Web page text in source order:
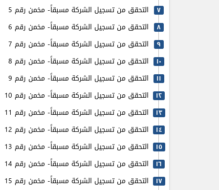
٧ التحقق من تسجيل الشركة مسبقاً- مخمن رقم 5
٨ التحقق من تسجيل الشركة مسبقاً- مخمن رقم 6
٩ التحقق من تسجيل الشركة مسبقاً- مخمن رقم 7
۱٠ التحقق من تسجيل الشركة مسبقاً- مخمن رقم 8
۱۱ التحقق من تسجيل الشركة مسبقاً- مخمن رقم 9
۱٢ التحقق من تسجيل الشركة مسبقاً- مخمن رقم 10
۱٣ التحقق من تسجيل الشركة مسبقاً- مخمن رقم 11
۱٤ التحقق من تسجيل الشركة مسبقاً- مخمن رقم 12
۱٥ التحقق من تسجيل الشركة مسبقاً- مخمن رقم 13
۱٦ التحقق من تسجيل الشركة مسبقاً- مخمن رقم 14
۱٧ التحقق من تسجيل الشركة مسبقاً- مخمن رقم 15